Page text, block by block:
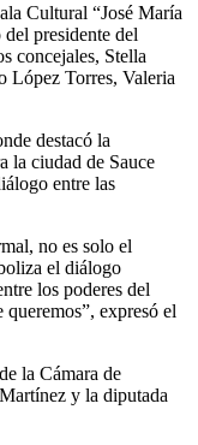
Cultural “José María
presidente del
concejales, Stella
López Torres, Valeria
destacó la
la ciudad de Sauce
entre las
no es solo el
el diálogo
los poderes del
expresó el
la Cámara de
y la diputada